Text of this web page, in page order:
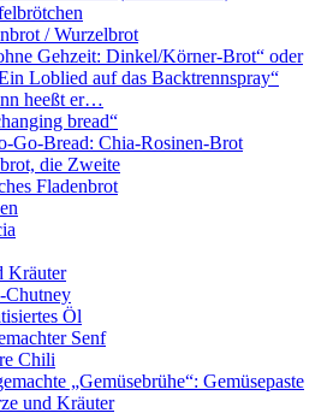
/ Wurzelbrot
Gehzeit: Dinkel/Körner-Brot“ oder
Loblied auf das Backtrennspray“
heeßt er…
bread“
Go-Bread: Chia-Rosinen-Brot
die Zweite
Fladenbrot
Kräuter
Chutney
Öl
Senf
Chili
„Gemüsebrühe“: Gemüsepaste
und Kräuter